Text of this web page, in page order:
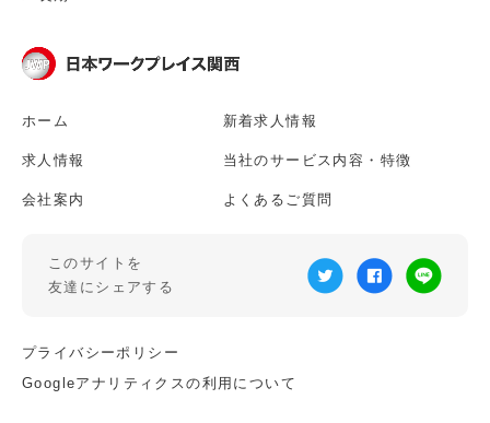
ホーム 新着求人情報
求人情報 当社のサービス内容・特徴
会社案内 よくあるご質問
このサイトを
友達にシェアする
プライバシーポリシー
Googleアナリティクスの利用について